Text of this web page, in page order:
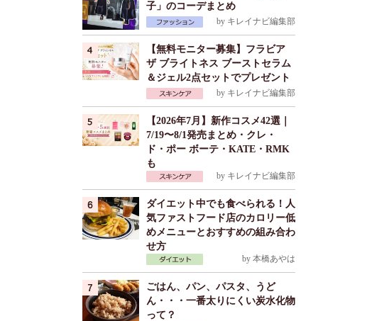
子」のコーデまとめ
by キレイナビ編集部
【無料モニター募集】フラビア
ザ ブライトネス ブーストセラム
＆ジェル2点セットでプレゼント
by キレイナビ編集部
【2026年7月】新作コスメ42選｜
7/19〜8/1発売まとめ・クレ・
ド・ポー ボーテ・KATE・RMK
も
by キレイナビ編集部
ダイエット中でも食べられる！人
気ファストフード店のカロリー低
めメニューとおすすめの組み合わ
せ方
by 本橋あやは
ごはん、パン、パスタ、うど
ん・・・一番太りにくい炭水化物
って？